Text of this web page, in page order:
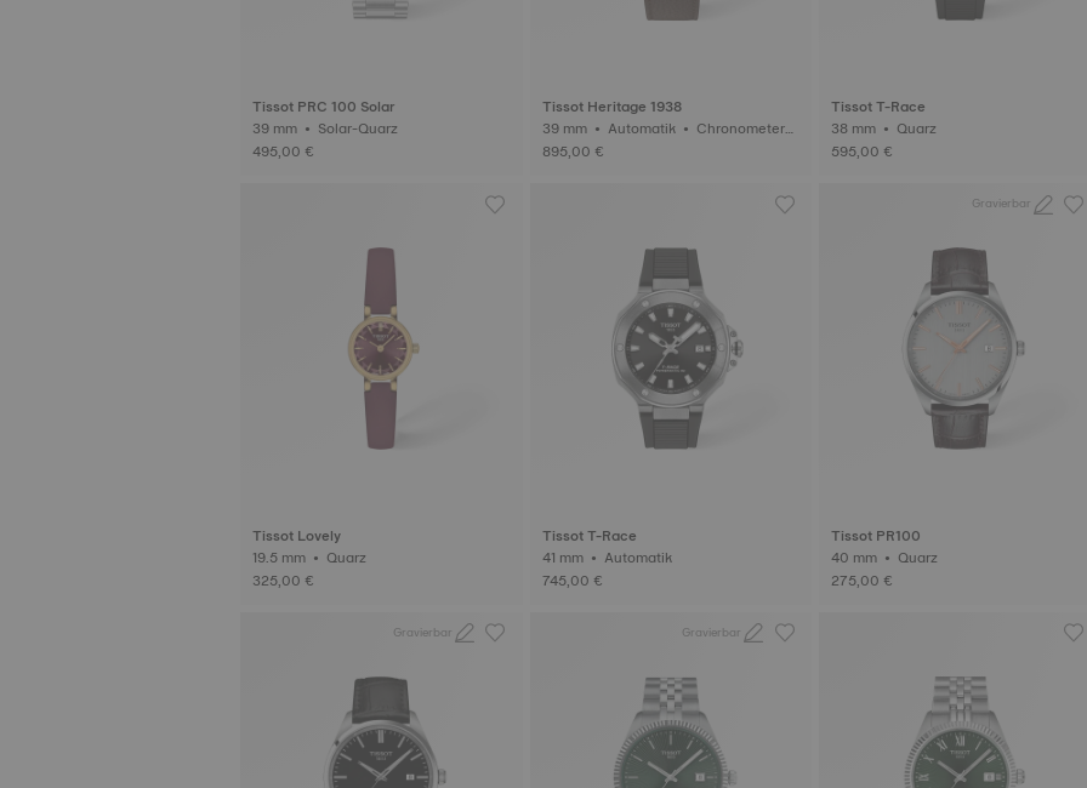
Tissot PRC 100 Solar
39 mm • Solar-Quarz
495,00 €
Tissot Heritage 1938
39 mm • Automatik • Chronometer
(COSC)
895,00 €
Tissot T-Race
38 mm • Quarz
595,00 €
Tissot Lovely
19.5 mm • Quarz
325,00 €
Tissot T-Race
41 mm • Automatik
745,00 €
Gravierbar
Tissot PR100
40 mm • Quarz
275,00 €
Gravierbar Gravierbar